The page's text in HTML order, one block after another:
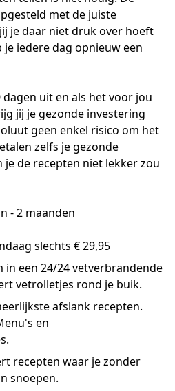
met de juiste
je daar niet druk over hoeft
iedere dag opnieuw een
uit en als het voor jou
jij je gezonde investering
geen enkel risico om het
zelfs je gezonde
de recepten niet lekker zou
- 2 maanden
slechts € 29,95
in een 24/24 vetverbrandende
vetrolletjes rond je buik.
afslank recepten.
en
recepten waar je zonder
snoepen.